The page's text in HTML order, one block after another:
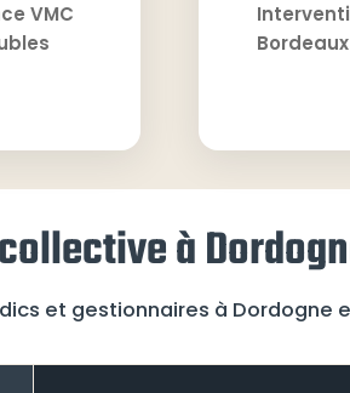
VMC
à
et gestionnaires à Dordogne